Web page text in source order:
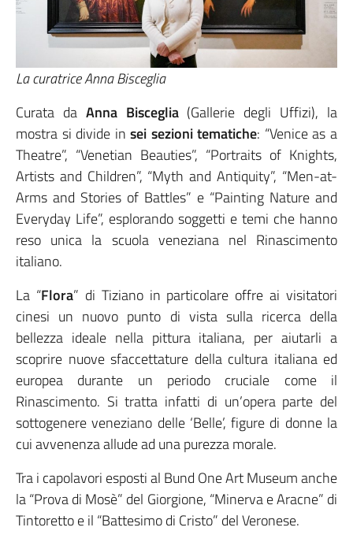
La curatrice Anna Bisceglia
Curata da Anna Bisceglia(Gallerie degli Uffizi), la
mostra si divide insei sezioni tematiche: “Venice as a
Theatre”, “Venetian Beauties”, “Portraits of Knights,
Artists and Children”, “Myth and Antiquity”, “Men-at-
Arms and Stories of Battles” e “Painting Nature and
Everyday Life”, esplorando soggetti e temi che hanno
reso unica la scuola veneziana nel Rinascimento
italiano.
La “Flora” di Tiziano in particolare offre ai visitatori
cinesi un nuovo punto di vista sulla ricerca della
bellezza ideale nella pittura italiana, per aiutarli a
scoprire nuove sfaccettature della cultura italiana ed
europea durante un periodo cruciale come il
Rinascimento. Si tratta infatti di un’opera parte del
sottogenere veneziano delle ‘Belle’, figure di donne la
cui avvenenza allude ad una purezza morale.
Tra i capolavori esposti al Bund One Art Museum anche
la “Prova di Mosè” del Giorgione, “Minerva e Aracne” di
Tintoretto e il “Battesimo di Cristo” del Veronese.